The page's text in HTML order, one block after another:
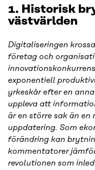
1. Historisk
västvärlden
Digitaliseringen
företag och
exponentiell
yrkeskår efter en
uppleva att
är en större sak än
uppdatering. Som
förändring kan
kommentatorer
revolutionen som